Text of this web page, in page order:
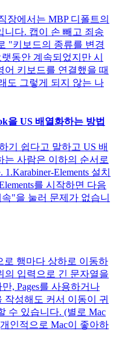
장에서는 MBP 디폴트의
니다. 캡이 손 빼고 죄송
"키보드의 종류를 변경
동안 계속되었지만 시
키보드를 연결했을 때
도 그렇게 되지 않는 나
을 US 배열화하는 방법
기 쉽다고 말하고 US 배
는 사람은 이하의 순서로
Elements 설치
를 시작하면 다음
"을 눌러 문제가 없습니
로 행마다 상하로 이동하
의 입력으로 긴 문자열을
, Pages를 사용하거나
성해도 커서 이동이 귀
수 있습니다. (별로 Mac
인적으로 Mac이 좋아하